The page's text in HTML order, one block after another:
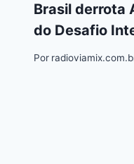
Brasil derrota
do Desafio
Por